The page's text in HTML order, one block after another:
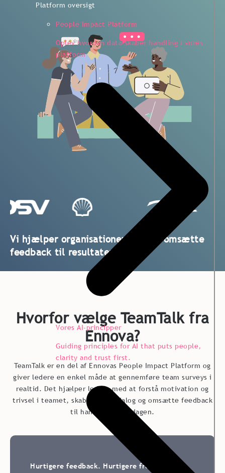
Platform oversigt
People Impact Platform
Oplev hvordan data skaber handling i vores
platform
Vores AI-principper
Guiding principles for AI that puts people,
clarity and trust first.
Vi hjælper organisationer med at omsætte
feedback til resultater
Hvorfor vælge TeamTalk fra
Ennova?
TeamTalk er en del af Ennovas People Impact Platform og
giver ledere en enkel måde at gennemføre team surveys i
realtid. Det hjælper ledere med at forstå motivation og
trivsel i teamet, skabe bedre dialog og omsætte feedback
til handling i hverdagen.
Hurtigere feedback. Hurtigere fremdrift.